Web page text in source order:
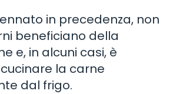
in precedenza, non
beneficiano della
e, in alcuni casi, è
la carne
dal frigo.